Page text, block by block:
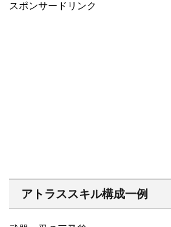
スポンサードリンク
アトラススキル構成一例